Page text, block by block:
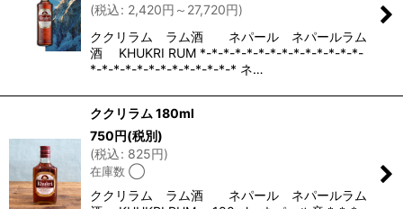
(税込: 2,420円 ～27,720円)
ククリラム ラム酒 ネパール ネパールラム
酒 KHUKRI RUM *-*-*-*-*-*-*-*-*-*-*-*-*-*-
*-*-*-*-*-*-*-*-*-*-*-*-* ネ…
ククリラム 180ml
750円(税別)
(税込: 825円)
在庫数 ◯
ククリラム ラム酒 ネパール ネパールラム